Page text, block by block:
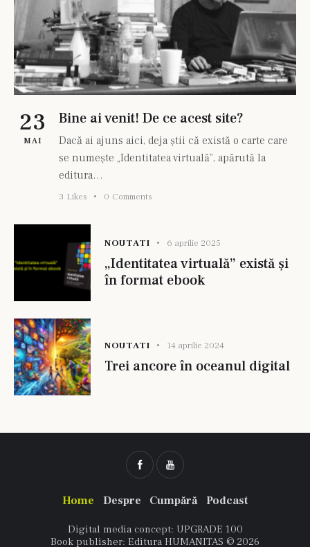
23
MAI
Bine ai venit! De ce acest site?
Dacă ai ajuns aici, deja știi că există o carte care
se numește „Identitatea virtuală”, apărută la
editura…
3 Likes 0 Comments
NOUTATI 6 aprilie 2025
„Identitatea virtuală” există și
în format ebook
NOUTATI 14 aprilie 2024
Trei ancore în oceanul digital
Digital media concept: UPGRADE 100
Book publisher: Editura HUMANITAS © 2026
Home Despre Cumpără Podcast